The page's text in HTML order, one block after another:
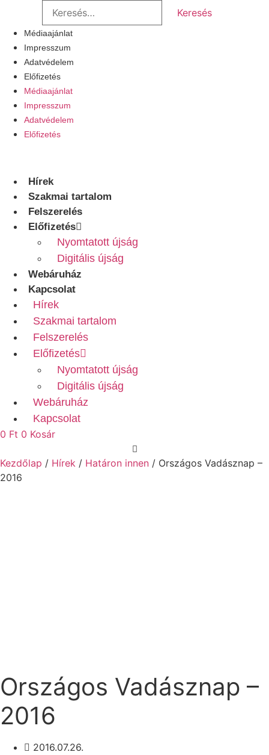
tartalomhoz
Keresés:
Médiaajánlat
Impresszum
Adatvédelem
Előfizetés
Médiaajánlat
Impresszum
Adatvédelem
Előfizetés
Hírek
Szakmai tartalom
Felszerelés
Előfizetés
Nyomtatott újság
Digitális újság
Webáruház
Kapcsolat
Hírek
Szakmai tartalom
Felszerelés
Előfizetés
Nyomtatott újság
Digitális újság
Webáruház
Kapcsolat
0 Ft 0 Kosár
Kezdőlap / Hírek / Határon innen / Országos Vadásznap –
2016
Országos Vadásznap –
2016
2016.07.26.